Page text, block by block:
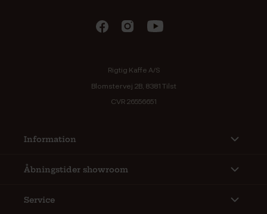
Rigtig Kaffe A/S
Blomstervej 2B, 8381 Tilst
CVR 26556651
Information
Åbningstider showroom
Service